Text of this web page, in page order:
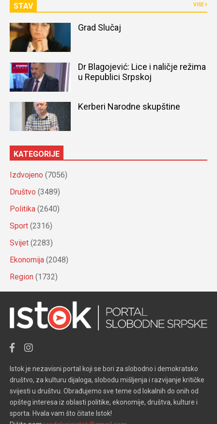
STAV VIŠE
Grad Slučaj
Dr Blagojević: Lice i naličje režima
u Republici Srpskoj
Kerberi Narodne skupštine
KATEGORIJE
Izdvojeno (7056)
Društvo (3489)
Politika (2640)
Sport (2316)
Svijet (2283)
Ekonomija (2048)
Region (1732)
Istok je nezavisni portal koji se bori za slobodno i demokratsko
društvo, za kulturu dijaloga, slobodu mišljenja i razvijanje kritičke
svijesti u društvu. Obrađujemo sve teme od lokalnih do onih od
opšteg interesa iz oblasti politike, ekonomije, društva, kulture i
sporta. Hvala vam što čitate Istok!